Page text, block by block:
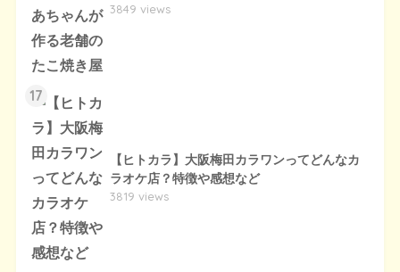
3849 views
17
【ヒトカラ】大阪梅田カラワンってどんなカ
ラオケ店？特徴や感想など
3819 views